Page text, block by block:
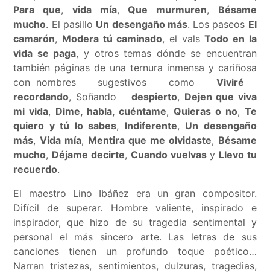
Para que, vida mía,Que murmuren, Bésame
mucho. El pasillo Un desengaño más. Los paseos El
camarón, Modera tú caminado, el valsTodo en la
vida se paga, y otros temas dónde se encuentran
también páginas de una ternura inmensa y cariñosa
con nombres sugestivos comoViviré
recordando, Soñando despierto, Dejen que viva
mi vida, Dime, habla, cuéntame, Quieras o no, Te
quiero y tú lo sabes, Indiferente, Un desengaño
más,Vida mía, Mentira que me olvidaste, Bésame
mucho, Déjame decirte,Cuando vuelvas y Llevo tu
recuerdo.
El maestro Lino Ibáñez era un gran compositor.
Difícil de superar. Hombre valiente, inspirado e
inspirador, que hizo de su tragedia sentimental y
personal el más sincero arte. Las letras de sus
canciones
tienen un profundo toque poético…
Narran tristezas, sentimientos, dulzuras, tragedias,